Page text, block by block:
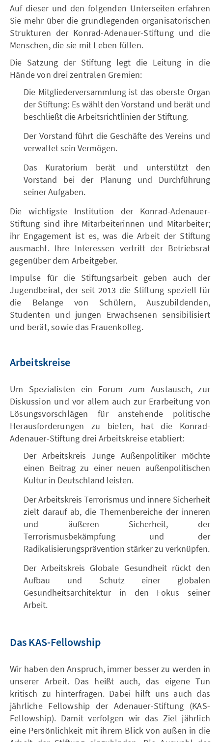
Auf dieser und den folgenden Unterseiten erfahren
Sie mehr über die grundlegenden organisatorischen
Strukturen der Konrad-Adenauer-Stiftung und die
Menschen, die sie mit Leben füllen.
Die Satzung der Stiftung legt die Leitung in die
Hände von drei zentralen Gremien:
Die Mitgliederversammlung ist das oberste Organ
der Stiftung: Es wählt den Vorstand und berät und
beschließt die Arbeitsrichtlinien der Stiftung.
Der Vorstand führt die Geschäfte des Vereins und
verwaltet sein Vermögen.
Das Kuratorium berät und unterstützt den
Vorstand bei der Planung und Durchführung
seiner Aufgaben.
Die wichtigste Institution der Konrad-Adenauer-
Stiftung sind ihre Mitarbeiterinnen und Mitarbeiter;
ihr Engagement ist es, was die Arbeit der Stiftung
ausmacht. Ihre Interessen vertritt der Betriebsrat
gegenüber dem Arbeitgeber.
Impulse für die Stiftungsarbeit geben auch der
Jugendbeirat, der seit 2013 die Stiftung speziell für
die Belange von Schülern, Auszubildenden,
Studenten und jungen Erwachsenen sensibilisiert
und berät, sowie das Frauenkolleg.
Arbeitskreise
Um Spezialisten ein Forum zum Austausch, zur
Diskussion und vor allem auch zur Erarbeitung von
Lösungsvorschlägen für anstehende politische
Herausforderungen zu bieten, hat die Konrad-
Adenauer-Stiftung drei Arbeitskreise etabliert:
Der Arbeitskreis Junge Außenpolitiker möchte
einen Beitrag zu einer neuen außenpolitischen
Kultur in Deutschland leisten.
Der Arbeitskreis Terrorismus und innere Sicherheit
zielt darauf ab, die Themenbereiche der inneren
und äußeren Sicherheit, der
Terrorismusbekämpfung und der
Radikalisierungsprävention stärker zu verknüpfen.
Der Arbeitskreis Globale Gesundheit rückt den
Aufbau und Schutz einer globalen
Gesundheitsarchitektur in den Fokus seiner
Arbeit.
Das KAS-Fellowship
Wir haben den Anspruch, immer besser zu werden in
unserer Arbeit. Das heißt auch, das eigene Tun
kritisch zu hinterfragen. Dabei hilft uns auch das
jährliche Fellowship der Adenauer-Stiftung (KAS-
Fellowship). Damit verfolgen wir das Ziel jährlich
eine Persönlichkeit mit ihrem Blick von außen in die